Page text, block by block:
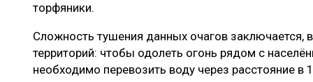
ЭКСПЕРТНОЕ МНЕНИЕ
торфяники.
Сложность тушения данных очагов заключается,
территорий: чтобы одолеть огонь рядом с
необходимо перевозить воду через расстояние в